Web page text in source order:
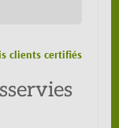
clients certifiés